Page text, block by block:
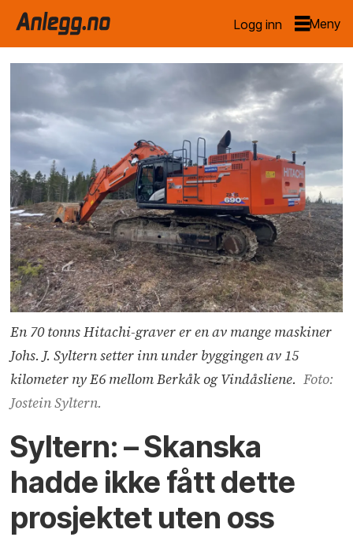
Logg inn
En 70 tonns Hitachi-graver er en av mange maskiner
Johs. J. Syltern setter inn under byggingen av 15
kilometer ny E6 mellom Berkåk og Vindåsliene. Foto:
Jostein Syltern.
Syltern: – Skanska
hadde ikke fått dette
prosjektet uten oss